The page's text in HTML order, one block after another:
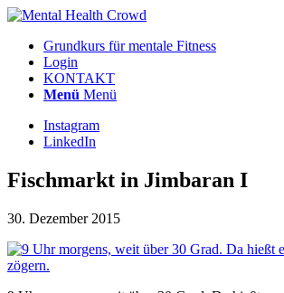
Grundkurs für mentale Fitness
Login
KONTAKT
Menü Menü
Instagram
LinkedIn
Fischmarkt in Jimbaran I
30. Dezember 2015